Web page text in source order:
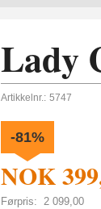
Lady
Artikkelnr.: 5747
NOK
Førpris: 2 099,00
-81%